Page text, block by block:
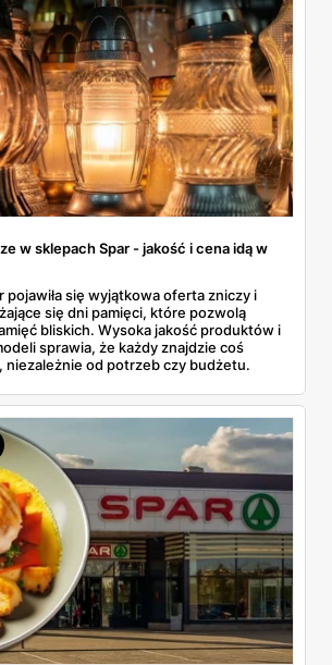
w sklepach Spar - jakość i cena idą w
pojawiła się wyjątkowa oferta zniczy i
się dni pamięci, które pozwolą
bliskich. Wysoka jakość produktów i
sprawia, że każdy znajdzie coś
od potrzeb czy budżetu.